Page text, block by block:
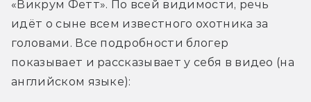
«Викрум Фетт». По всей видимости, речь
идёт о сыне всем известного охотника за
головами. Все подробности блогер
показывает и рассказывает у себя в видео (на
английском языке):